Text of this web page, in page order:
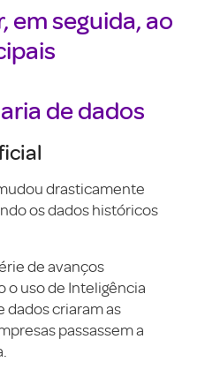
em seguida, ao
de dados
drasticamente
os dados históricos
de avanços
uso de Inteligência
dados criaram as
passassem a